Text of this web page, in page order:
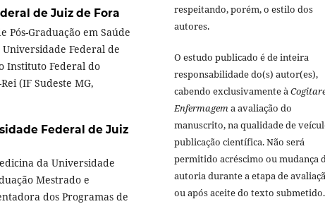
de Juiz de Fora
Pós-Graduação em Saúde
Universidade Federal de
Instituto Federal do
(IF Sudeste MG,
Federal de Juiz
da Universidade
Mestrado e
dos Programas de
respeitando, porém, o estilo dos
autores.
O estudo publicado é de inteira
responsabilidade do(s) autor(es),
cabendo exclusivamente à
Enfermagema avaliação do
manuscrito, na qualidade de
publicação científica. Não será
permitido acréscimo ou mudança
autoria durante a etapa de
ou após aceite do texto submetido.